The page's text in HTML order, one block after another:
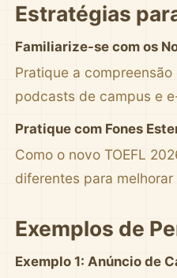
Estratégias
Familiarize-se com os
Pratique a
podcasts de campus e
Pratique com Fones
Como o novo TOEFL
diferentes para
Exemplos de
Exemplo 1: Anúncio de